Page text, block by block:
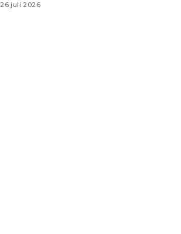
26 juli 2026